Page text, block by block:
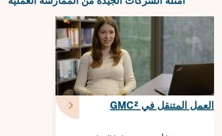
العمل المتنقل في GMC²